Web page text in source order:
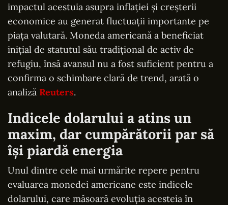
impactul acestuia asupra inflației și creșterii
economice au generat fluctuații importante pe
piața valutară. Moneda americană a beneficiat
inițial de statutul său tradițional de activ de
refugiu, însă avansul nu a fost suficient pentru a
confirma o schimbare clară de trend, arată o
analiză Reuters.
Indicele dolarului a atins un
maxim, dar cumpărătorii par să
își piardă energia
Unul dintre cele mai urmărite repere pentru
evaluarea monedei americane este indicele
dolarului, care măsoară evoluția acesteia în